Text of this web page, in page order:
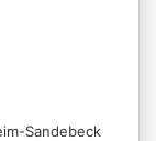
Sandebeck